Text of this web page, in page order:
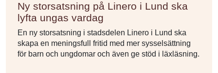
Ny storsatsning på Linero i Lund ska
lyfta ungas vardag
En ny storsatsning i stadsdelen Linero i Lund ska
skapa en meningsfull fritid med mer sysselsättning
för barn och ungdomar och även ge stöd i läxläsning.